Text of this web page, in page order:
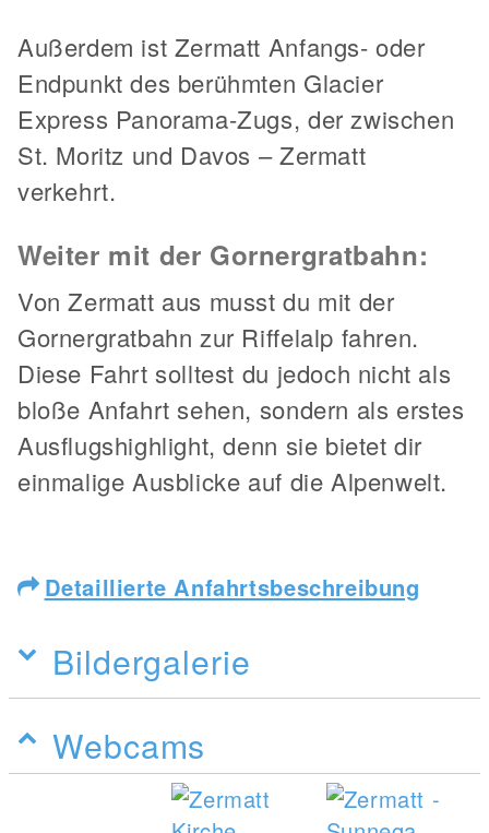
Außerdem ist Zermatt Anfangs- oder
Endpunkt des berühmten Glacier
Express Panorama-Zugs, der zwischen
St. Moritz und Davos – Zermatt
verkehrt.
Weiter mit der Gornergratbahn:
Von Zermatt aus musst du mit der
Gornergratbahn zur Riffelalp fahren.
Diese Fahrt solltest du jedoch nicht als
bloße Anfahrt sehen, sondern als erstes
Ausflugshighlight, denn sie bietet dir
einmalige Ausblicke auf die Alpenwelt.
Detaillierte Anfahrtsbeschreibung
Bildergalerie
Webcams